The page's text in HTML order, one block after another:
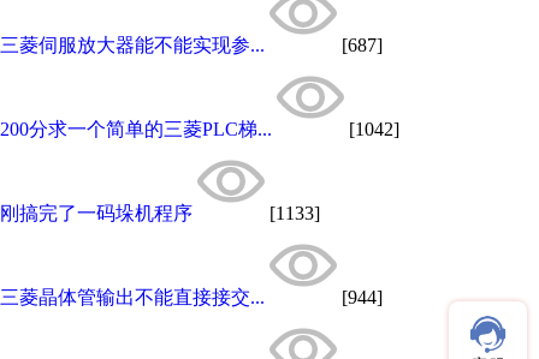
三菱伺服放大器能不能实现参... [687]
200分求一个简单的三菱PLC梯... [1042]
刚搞完了一码垛机程序 [1133]
三菱晶体管输出不能直接接交... [944]